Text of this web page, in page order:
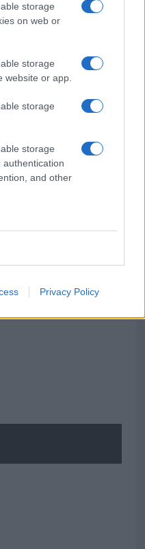
storage
on web or
storage
website or app.
storage
storage
authentication
and other
Privacy Policy
muretto, un ferito ad
scontro tra auto e
a Olbia e in Gallura
Teresa Gallura, la